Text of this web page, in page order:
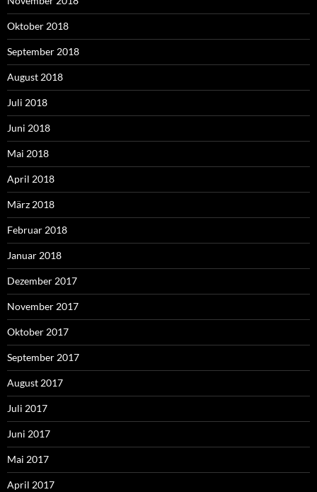
Oktober 2018
September 2018
August 2018
Juli 2018
Juni 2018
Mai 2018
April 2018
März 2018
Februar 2018
Januar 2018
Dezember 2017
November 2017
Oktober 2017
September 2017
August 2017
Juli 2017
Juni 2017
Mai 2017
April 2017